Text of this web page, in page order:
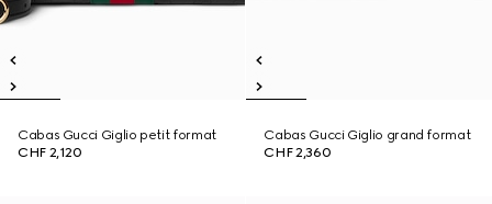
Cabas Gucci Giglio petit format
CHF 2,120
Cabas Gucci Giglio grand format
CHF 2,360